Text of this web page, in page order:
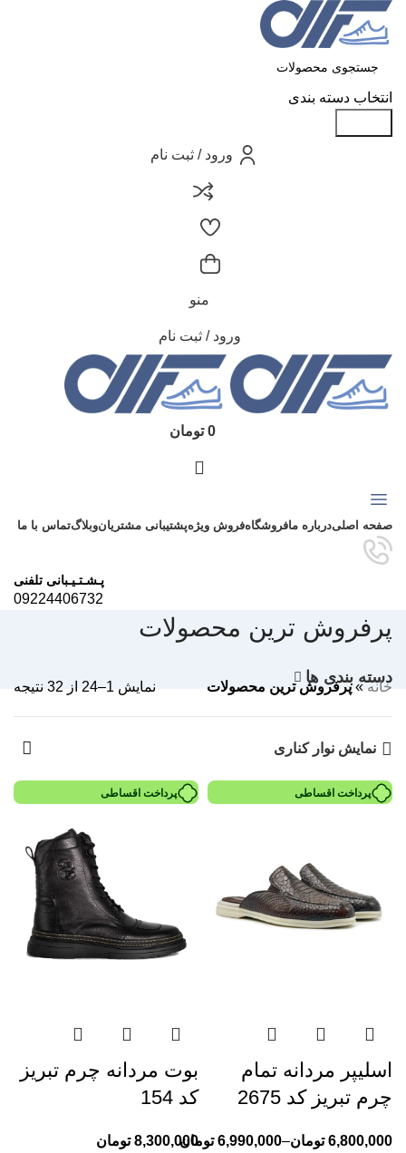
انتخاب دسته بندی
ورود / ثبت نام
منو
ورود / ثبت نام
0 تومان
صفحه اصلیدرباره مافروشگاهفروش ویژهپشتیبانی مشتریانوبلاگتماس با ما
پـشـتـیـبانی تلفنی
09224406732
پرفروش ترین محصولات
دسته بندی ها
خانه»پرفروش ترین محصولات نمایش 1–24 از 32 نتیجه
نمایش نوار کناری
پرداخت اقساطی
اسلیپر مردانه تمام
چرم تبریز کد 2675
6,800,000 تومان–
6,990,000 تومان
پرداخت اقساطی
بوت مردانه چرم تبریز
کد 154
8,300,000 تومان